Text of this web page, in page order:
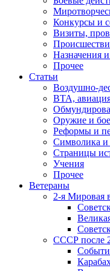
Конкурсы и
Визиты,
Назначения
Прочее
Статьи
Воздушно-
ВТА,
Оружие и
Реформы и
Символика и
Страницы
Учения
Прочее
Ветераны
2-я Мировая
СССР после